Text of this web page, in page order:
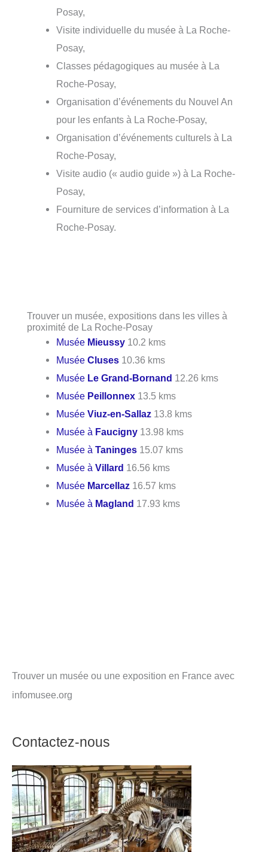
Posay,
Visite individuelle du musée à La Roche-
Posay,
Classes pédagogiques au musée à La
Roche-Posay,
Organisation d’événements du Nouvel An
pour les enfants à La Roche-Posay,
Organisation d’événements culturels à La
Roche-Posay,
Visite audio (« audio guide ») à La Roche-
Posay,
Fourniture de services d’information à La
Roche-Posay.
Trouver un musée, expositions dans les villes à
proximité de La Roche-Posay
Musée Mieussy 10.2 kms
MuséeCluses 10.36 kms
Musée Le Grand-Bornand 12.26 kms
Musée Peillonnex 13.5 kms
MuséeViuz-en-Sallaz 13.8 kms
Musée à Faucigny 13.98 kms
Musée àTaninges 15.07 kms
Musée àVillard 16.56 kms
Musée Marcellaz 16.57 kms
Musée à Magland 17.93 kms
Trouver un musée ou une exposition en France avec
infomusee.org
Contactez-nous